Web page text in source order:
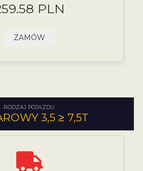
PLN
ZAMÓW
RODZAJ POJAZDU:
3,5 ≥ 7,5T